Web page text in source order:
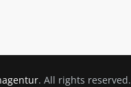
. All rights reserved.